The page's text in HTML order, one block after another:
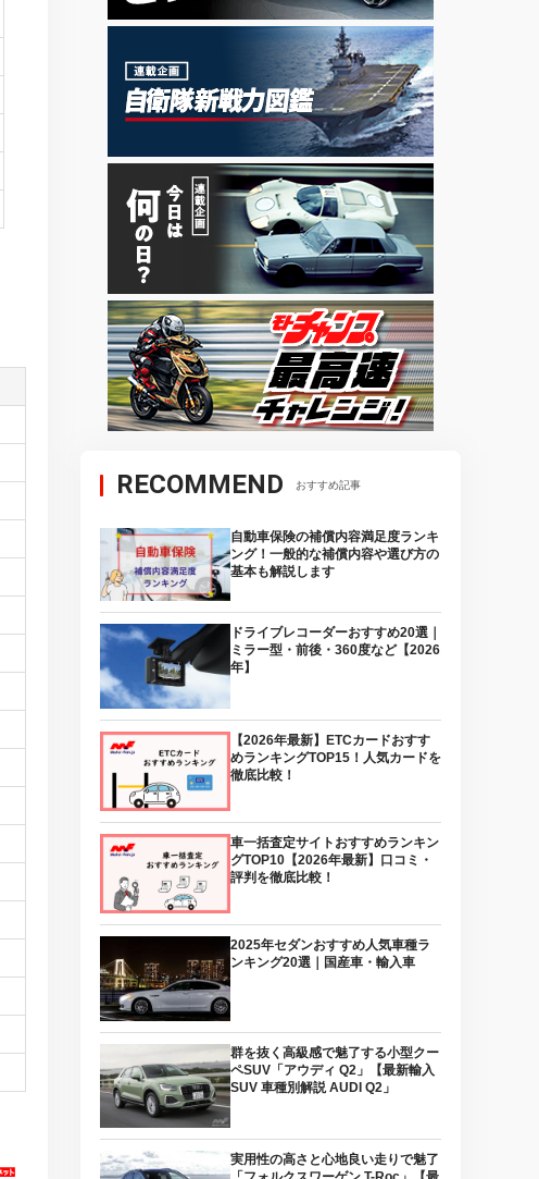
RECOMMEND おすすめ記事
自動車保険の補償内容満足度ランキ
ング！一般的な補償内容や選び方の
基本も解説します
ドライブレコーダーおすすめ20選｜
ミラー型・前後・360度など【2026
年】
【2026年最新】ETCカードおすす
めランキングTOP15！人気カードを
徹底比較！
車一括査定サイトおすすめランキン
グTOP10【2026年最新】口コミ・
評判を徹底比較！
2025年セダンおすすめ人気車種ラ
ンキング20選｜国産車・輸入車
群を抜く高級感で魅了する小型クー
ペSUV「アウディ Q2」【最新輸入
SUV 車種別解説 AUDI Q2」
実用性の高さと心地良い走りで魅了